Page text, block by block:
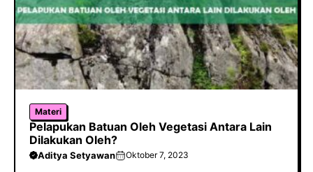
Materi
Pelapukan Batuan Oleh Vegetasi Antara Lain
Dilakukan Oleh?
Aditya Setyawan Oktober 7, 2023